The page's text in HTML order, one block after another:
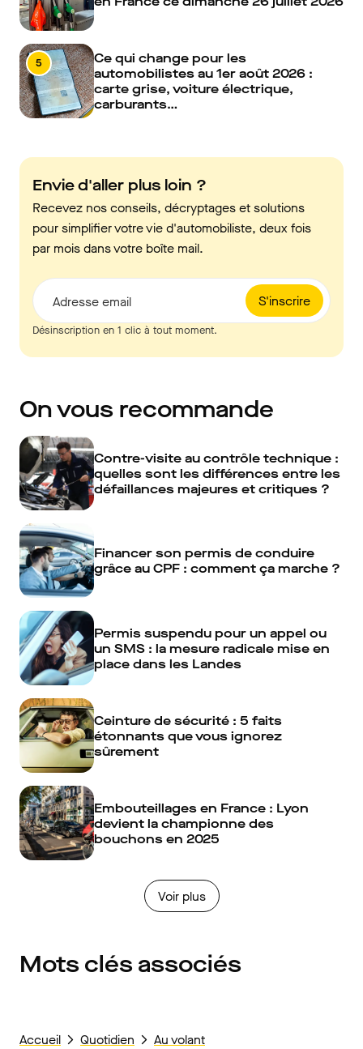
5
Ce qui change pour les
automobilistes au 1er août 2026 :
carte grise, voiture électrique,
carburants…
Envie d'aller plus loin ?
Recevez nos conseils, décryptages et solutions
pour simplifier votre vie d'automobiliste, deux fois
par mois dans votre boîte mail.
S'inscrire
Adresse email
Désinscription en 1 clic à tout moment.
On vous recommande
Contre-visite au contrôle technique :
quelles sont les différences entre les
défaillances majeures et critiques ?
Financer son permis de conduire
grâce au CPF : comment ça marche ?
Permis suspendu pour un appel ou
un SMS : la mesure radicale mise en
place dans les Landes
Ceinture de sécurité : 5 faits
étonnants que vous ignorez
sûrement
Embouteillages en France : Lyon
devient la championne des
bouchons en 2025
Voir plus
Mots clés associés
Accueil Quotidien Au volant